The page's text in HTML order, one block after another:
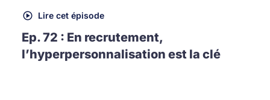
Lire cet épisode
Ep. 72 : En recrutement,
l’hyperpersonnalisation est la clé